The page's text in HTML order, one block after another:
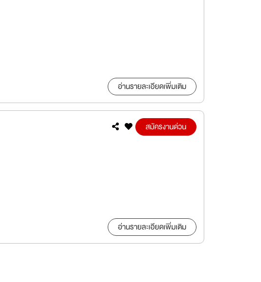
อ่านรายละเอียดเพิ่มเติม
สมัครงานด่วน
อ่านรายละเอียดเพิ่มเติม